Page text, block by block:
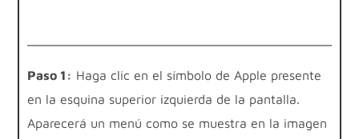
Paso 1: Haga clic en el símbolo de Apple presente
en la esquina superior izquierda de la pantalla.
Aparecerá un menú como se muestra en la imagen